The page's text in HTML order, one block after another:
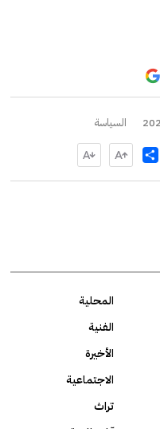
السياسة
Share
المحلية
الفنية
الأخيرة
الاجتماعية
تراث